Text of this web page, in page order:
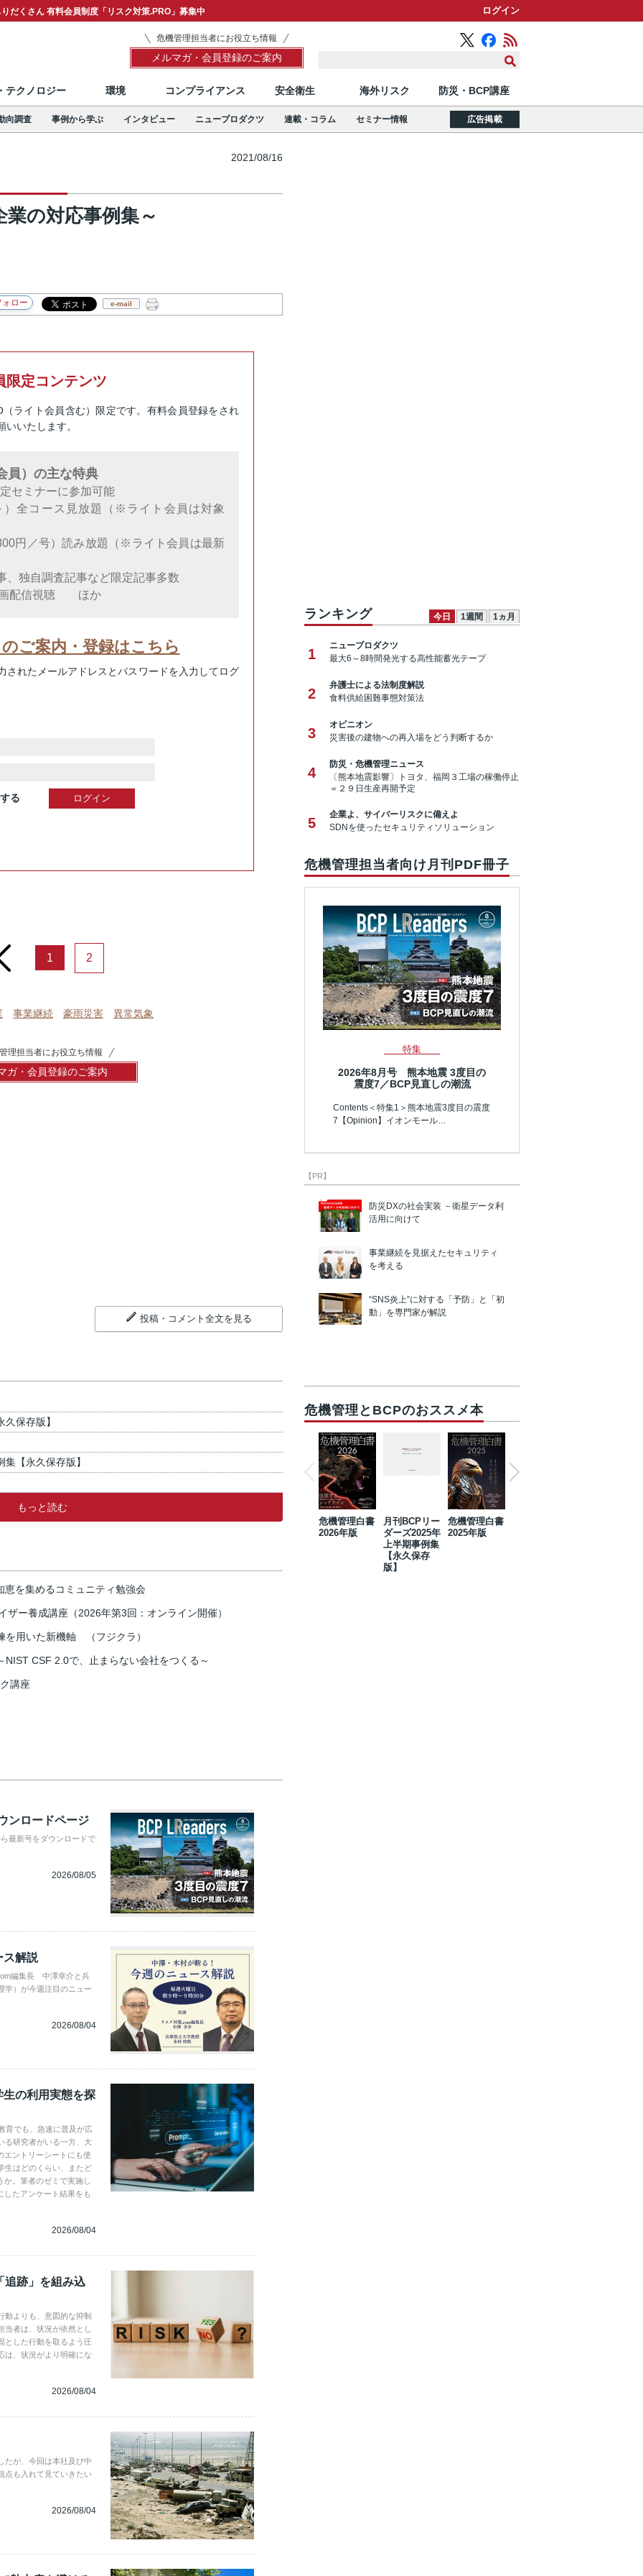
だくさん 有料会員制度「リスク対策.PRO」募集中 ログイン
危機管理担当者にお役立ち情報
メルマガ・会員登録のご案内
テクノロジー 環境 コンプライアンス 安全衛生 海外リスク 防災・BCP講座
向調査 事例から学ぶ インタビュー ニュープロダクツ 連載・コラム セミナー情報 広告掲載
2021/08/16
の対応事例集～
e-mail
限定コンテンツ
ライト会員含む）限定です。有料会員登録をされ
いたします。
員）の主な特典
セミナーに参加可能
全コース見放題（※ライト会員は対象
円／号）読み放題（※ライト会員は最新
独自調査記事など限定記事多数
画配信視聴 ほか
ご案内・登録はこちら
されたメールアドレスとパスワードを入力してログ
る
1 2
事業継続 豪雨災害 異常気象
理担当者にお役立ち情報
ガ・会員登録のご案内
投稿・コメント全文を見る
保存版】
【永久保存版】
もっと読む
恵を集めるコミュニティ勉強会
ザー養成講座（2026年第3回：オンライン開催）
を用いた新機軸 （フジクラ）
CSF 2.0で、止まらない会社をつくる～
講座
ンロードページ
最新号をダウンロードで
2026/08/05
ス解説
編集長 中澤幸介と兵
）が今週注目のニュー
2026/08/04
の利用実態を探
育でも、急速に普及が広
る研究者がいる一方、大
エントリーシートにも使
生はどのくらい、またど
か。筆者のゼミで実施し
したアンケート結果をも
2026/08/04
跡」を組み込
動よりも、意図的な抑制
当者は、状況が依然とし
とした行動を取るよう圧
は、状況がより明確にな
2026/08/04
たが、今回は本社及び中
点も入れて見ていきたい
2026/08/04
ランキング 今日 1週間 1ヵ月
1
ニュープロダクツ
最大6～8時間発光する高性能蓄光テープ
2
弁護士による法制度解説
食料供給困難事態対策法
3
オピニオン
災害後の建物への再入場をどう判断するか
4
防災・危機管理ニュース
〔熊本地震影響〕トヨタ、福岡３工場の稼働停止
＝２９日生産再開予定
5
企業よ、サイバーリスクに備えよ
SDNを使ったセキュリティソリューション
危機管理担当者向け月刊PDF冊子
特集
2026年8月号 熊本地震 3度目の
震度7／BCP見直しの潮流
Contents＜特集1＞熊本地震3度目の震度
7【Opinion】イオンモール…
【PR】
防災DXの社会実装 －衛星データ利
活用に向けて
事業継続を見据えたセキュリティ
を考える
“SNS炎上”に対する「予防」と「初
動」を専門家が解説
危機管理とBCPのおススメ本
危機管理白書
2026年版
月刊BCPリー
ダーズ2025年
上半期事例集
【永久保存
版】
危機管理白書
2025年版